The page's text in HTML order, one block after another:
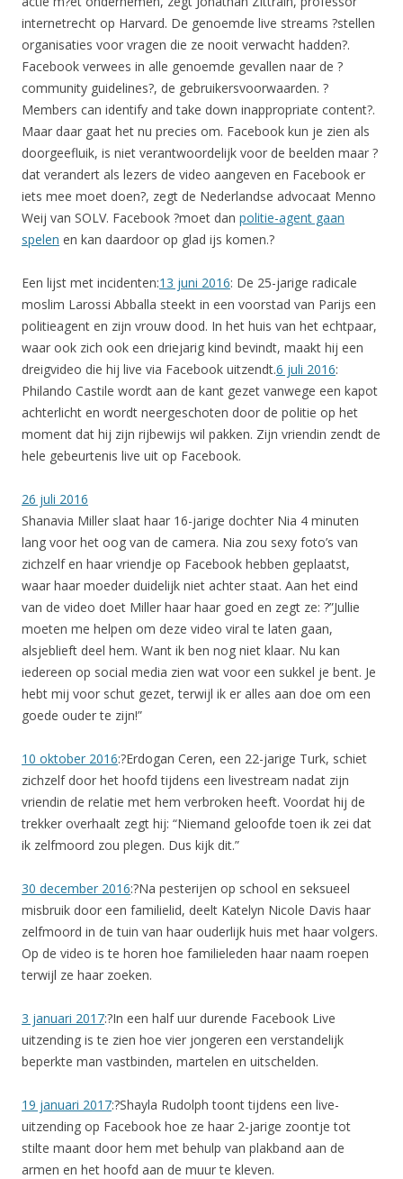
internetrecht op Harvard. De genoemde live streams ?stellen
organisaties voor vragen die ze nooit verwacht hadden?.
Facebook verwees in alle genoemde gevallen naar de ?
community guidelines?, de gebruikersvoorwaarden. ?
Members can identify and take down inappropriate content?.
Maar daar gaat het nu precies om. Facebook kun je zien als
doorgeefluik, is niet verantwoordelijk voor de beelden maar ?
dat verandert als lezers de video aangeven en Facebook er
iets mee moet doen?, zegt de Nederlandse advocaat Menno
Weij van SOLV. Facebook ?moet dan politie-agent gaan
spelen en kan daardoor op glad ijs komen.?
Een lijst met incidenten:13 juni 2016: De 25-jarige radicale
moslim Larossi Abballa steekt in een voorstad van Parijs een
politieagent en zijn vrouw dood. In het huis van het echtpaar,
waar ook zich ook een driejarig kind bevindt, maakt hij een
dreigvideo die hij live via Facebook uitzendt.6 juli 2016:
Philando Castile wordt aan de kant gezet vanwege een kapot
achterlicht en wordt neergeschoten door de politie op het
moment dat hij zijn rijbewijs wil pakken. Zijn vriendin zendt de
hele gebeurtenis live uit op Facebook.
26 juli 2016
Shanavia Miller slaat haar 16-jarige dochter Nia 4 minuten
lang voor het oog van de camera. Nia zou sexy foto’s van
zichzelf en haar vriendje op Facebook hebben geplaatst,
waar haar moeder duidelijk niet achter staat. Aan het eind
van de video doet Miller haar haar goed en zegt ze: ?”Jullie
moeten me helpen om deze video viral te laten gaan,
alsjeblieft deel hem. Want ik ben nog niet klaar. Nu kan
iedereen op social media zien wat voor een sukkel je bent. Je
hebt mij voor schut gezet, terwijl ik er alles aan doe om een
goede ouder te zijn!”
10 oktober 2016:?Erdogan Ceren, een 22-jarige Turk, schiet
zichzelf door het hoofd tijdens een livestream nadat zijn
vriendin de relatie met hem verbroken heeft. Voordat hij de
trekker overhaalt zegt hij: “Niemand geloofde toen ik zei dat
ik zelfmoord zou plegen. Dus kijk dit.”
30 december 2016:?Na pesterijen op school en seksueel
misbruik door een familielid, deelt Katelyn Nicole Davis haar
zelfmoord in de tuin van haar ouderlijk huis met haar volgers.
Op de video is te horen hoe familieleden haar naam roepen
terwijl ze haar zoeken.
3 januari 2017:?In een half uur durende Facebook Live
uitzending is te zien hoe vier jongeren een verstandelijk
beperkte man vastbinden, martelen en uitschelden.
19 januari 2017:?Shayla Rudolph toont tijdens een live-
uitzending op Facebook hoe ze haar 2-jarige zoontje tot
stilte maant door hem met behulp van plakband aan de
armen en het hoofd aan de muur te kleven.